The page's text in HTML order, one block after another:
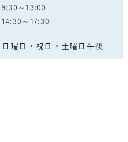
9:30～13:00
14:30～17:30
曜日・祝日・土曜日午後